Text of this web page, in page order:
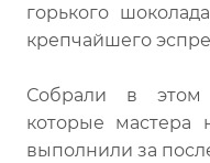
горького
крепчайшего
Собрали в этом
которые мастера
выполнили за